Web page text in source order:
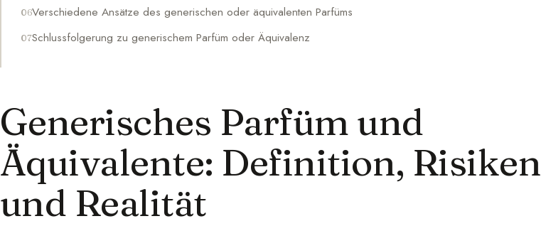
Verschiedene Ansätze des generischen oder äquivalenten Parfüms
Schlussfolgerung zu generischem Parfüm oder Äquivalenz
Generisches Parfüm und
Äquivalente: Definition, Risiken
und Realität